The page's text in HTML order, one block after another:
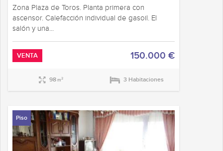
Zona Plaza de Toros. Planta primera con
ascensor. Calefacción individual de gasoil. El
salón y una...
VENTA 150.000 €
98m2 3 Habitaciones
Piso